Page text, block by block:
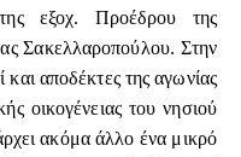
εξοχ. Προέδρου της
Σακελλαροπούλου. Στην
αποδέκτες της αγωνίας
οικογένειας του νησιού
ακόμα άλλο ένα μικρό